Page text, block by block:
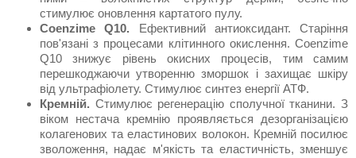
стимулює оновлення картатого пулу.
Coenzime Q10. Ефективний антиоксидант. Старіння
пов'язані з процесами клітинного окислення. Coenzime
Q10 знижує рівень окисних процесів, тим самим
перешкоджаючи утворенню зморшок і захищає шкіру
від ультрафіолету. Стимулює синтез енергії АТФ.
Кремній. Стимулює регенерацію сполучної тканини. З
віком нестача кремнію проявляється дезорганізацією
колагенових та еластинових волокон. Кремній посилює
зволоження, надає м'якість та еластичність, зменшує